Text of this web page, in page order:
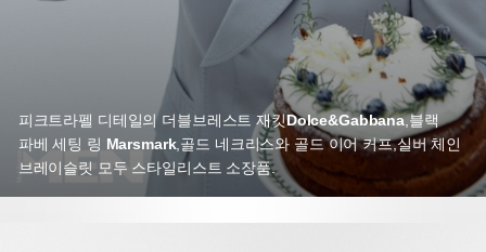
피크트라펠 디테일의 더블브레스트 재킷Dolce&Gabbana,블랙
파베 세팅 링 Marsmark, 골드 네크리스와 골드 이어 커프,실버 체인
브레이슬릿 모두 스타일리스트 소장품.